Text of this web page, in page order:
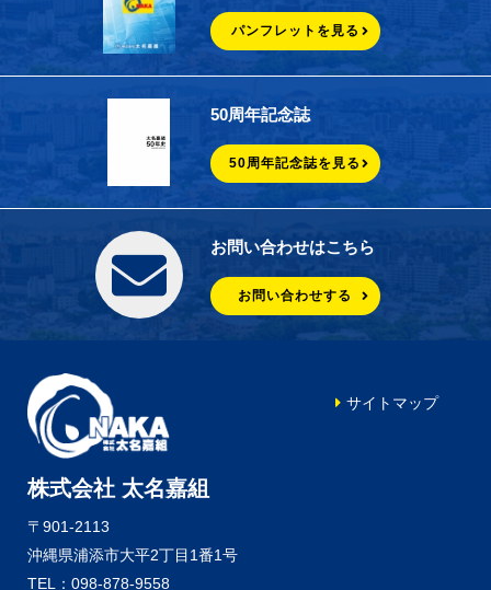
パンフレットを見る
50周年記念誌
50周年記念誌を見る
お問い合わせはこちら
お問い合わせする
株式会社 太名嘉組
〒901-2113
沖縄県浦添市大平2丁目1番1号
TEL：098-878-9558
サイトマップ